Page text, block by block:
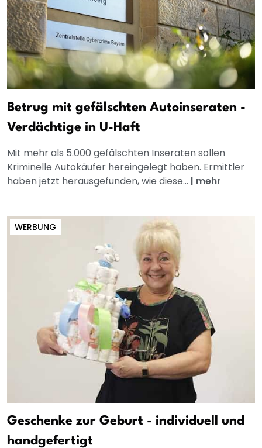
Betrug mit gefälschten Autoinseraten -
Verdächtige in U-Haft
Mit mehr als 5.000 gefälschten Inseraten sollen
Kriminelle Autokäufer hereingelegt haben. Ermittler
haben jetzt herausgefunden, wie diese... | mehr
WERBUNG
Geschenke zur Geburt - individuell und
handgefertigt